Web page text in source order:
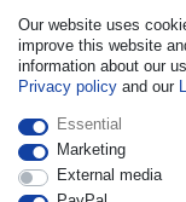
Our website uses
improve this website
information about our
Privacy policy and our
Essential
Marketing
External media